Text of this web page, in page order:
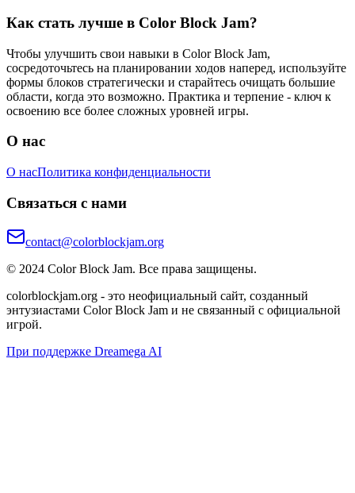
Как стать лучше в Color Block Jam?
Чтобы улучшить свои навыки в Color Block Jam,
сосредоточьтесь на планировании ходов наперед, используйте
формы блоков стратегически и старайтесь очищать большие
области, когда это возможно. Практика и терпение - ключ к
освоению все более сложных уровней игры.
О нас
О насПолитика конфиденциальности
Связаться с нами
contact@colorblockjam.org
© 2024 Color Block Jam. Все права защищены.
colorblockjam.org - это неофициальный сайт, созданный
энтузиастами Color Block Jam и не связанный с официальной
игрой.
При поддержке Dreamega AI